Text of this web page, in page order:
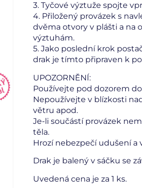
3. Tyčové výztuže spojte
4. Přiložený provázek s
dvěma otvory v plášti a na
výztuhám.
5. Jako poslední krok
drak je tímto připraven k
UPOZORNĚNÍ:
Používejte pod dozorem
Nepoužívejte v blízkosti
větru apod.
Je-li součástí provázek
těla.
Hrozí nebezpečí udušení
Drak je balený v sáčku se
Uvedená cena je za 1 ks.